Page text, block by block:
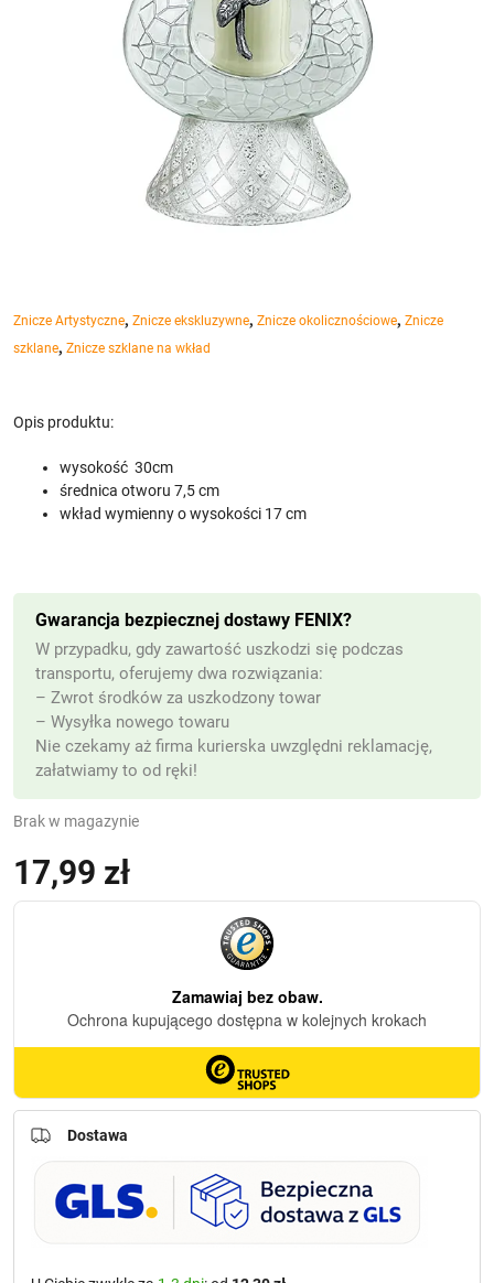
Znicze Artystyczne, Znicze ekskluzywne, Znicze okolicznościowe, Znicze
szklane, Znicze szklane na wkład
17,99 zł
Opis produktu:
wysokość 30cm
średnica otworu 7,5 cm
wkład wymienny o wysokości 17 cm
Brak w magazynie
Gwarancja bezpiecznej dostawy FENIX?
W przypadku, gdy zawartość uszkodzi się podczas
transportu, oferujemy dwa rozwiązania:
– Zwrot środków za uszkodzony towar
– Wysyłka nowego towaru
Nie czekamy aż firma kurierska uwzględni reklamację,
załatwiamy to od ręki!
Dostawa